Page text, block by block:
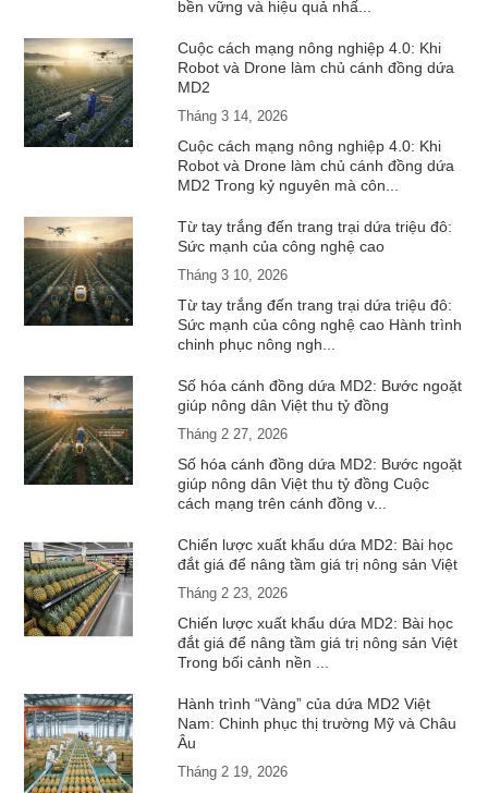
bền vững và hiệu quả nhấ...
Cuộc cách mạng nông nghiệp 4.0: Khi
Robot và Drone làm chủ cánh đồng dứa
MD2
Tháng 3 14, 2026
Cuộc cách mạng nông nghiệp 4.0: Khi
Robot và Drone làm chủ cánh đồng dứa
MD2 Trong kỷ nguyên mà côn...
Từ tay trắng đến trang trại dứa triệu đô:
Sức mạnh của công nghệ cao
Tháng 3 10, 2026
Từ tay trắng đến trang trại dứa triệu đô:
Sức mạnh của công nghệ cao Hành trình
chinh phục nông ngh...
Số hóa cánh đồng dứa MD2: Bước ngoặt
giúp nông dân Việt thu tỷ đồng
Tháng 2 27, 2026
Số hóa cánh đồng dứa MD2: Bước ngoặt
giúp nông dân Việt thu tỷ đồng Cuộc
cách mạng trên cánh đồng v...
Chiến lược xuất khẩu dứa MD2: Bài học
đắt giá để nâng tầm giá trị nông sản Việt
Tháng 2 23, 2026
Chiến lược xuất khẩu dứa MD2: Bài học
đắt giá để nâng tầm giá trị nông sản Việt
Trong bối cảnh nền ...
Hành trình “Vàng” của dứa MD2 Việt
Nam: Chinh phục thị trường Mỹ và Châu
Âu
Tháng 2 19, 2026